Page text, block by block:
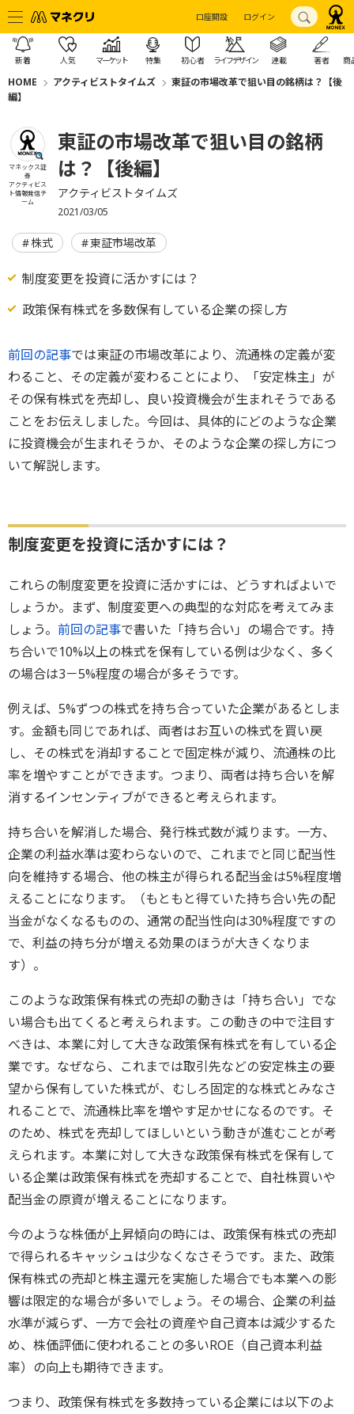
口座開設 ログイン
新着 人気 マーケット 特集 初心者 ライフデザイン 連載 著者 商
HOME アクティビストタイムズ
東証の市場改革で狙い目の銘柄は？【後
編】
マネックス証
券
アクティビス
ト情報発信チ
ーム
東証の市場改革で狙い目の銘柄
は？【後編】
アクティビストタイムズ
2021/03/05
株式 東証市場改革
制度変更を投資に活かすには？
政策保有株式を多数保有している企業の探し方
前回の記事では東証の市場改革により、流通株の定義が変
わること、その定義が変わることにより、「安定株主」が
その保有株式を売却し、良い投資機会が生まれそうである
ことをお伝えしました。今回は、具体的にどのような企業
に投資機会が生まれそうか、そのような企業の探し方につ
いて解説します。
制度変更を投資に活かすには？
これらの制度変更を投資に活かすには、どうすればよいで
しょうか。まず、制度変更への典型的な対応を考えてみま
しょう。 前回の記事で書いた「持ち合い」の場合です。持
ち合いで10%以上の株式を保有している例は少なく、多く
の場合は3－5%程度の場合が多そうです。
例えば、5%ずつの株式を持ち合っていた企業があるとしま
す。金額も同じであれば、両者はお互いの株式を買い戻
し、その株式を消却することで固定株が減り、流通株の比
率を増やすことができます。つまり、両者は持ち合いを解
消するインセンティブができると考えられます。
持ち合いを解消した場合、発行株式数が減ります。一方、
企業の利益水準は変わらないので、これまでと同じ配当性
向を維持する場合、他の株主が得られる配当金は5%程度増
えることになります。（もともと得ていた持ち合い先の配
当金がなくなるものの、通常の配当性向は30%程度ですの
で、利益の持ち分が増える効果のほうが大きくなりま
す）。
このような政策保有株式の売却の動きは「持ち合い」でな
い場合も出てくると考えられます。この動きの中で注目す
べきは、本業に対して大きな政策保有株式を有している企
業です。なぜなら、これまでは取引先などの安定株主の要
望から保有していた株式が、むしろ固定的な株式とみなさ
れることで、流通株比率を増やす足かせになるのです。そ
のため、株式を売却してほしいという動きが進むことが考
えられます。本業に対して大きな政策保有株式を保有して
いる企業は政策保有株式を売却することで、自社株買いや
配当金の原資が増えることになります。
今のような株価が上昇傾向の時には、政策保有株式の売却
で得られるキャッシュは少なくなさそうです。また、政策
保有株式の売却と株主還元を実施した場合でも本業への影
響は限定的な場合が多いでしょう。その場合、企業の利益
水準が減らず、一方で会社の資産や自己資本は減少するた
め、株価評価に使われることの多いROE（自己資本利益
率）の向上も期待できます。
つまり、政策保有株式を多数持っている企業には以下のよ